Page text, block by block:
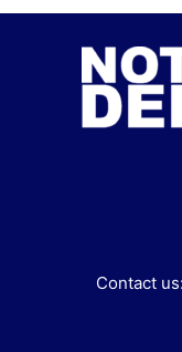
Contact us: